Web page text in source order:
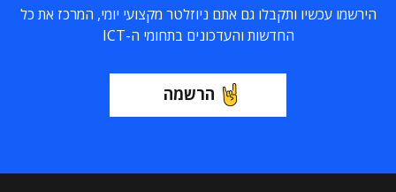
הירשמו עכשיו ותקבלו גם אתם ניוזלטר מקצועי יומי, המרכז את כל
החדשות והעדכונים בתחומי ה-ICT
הרשמה